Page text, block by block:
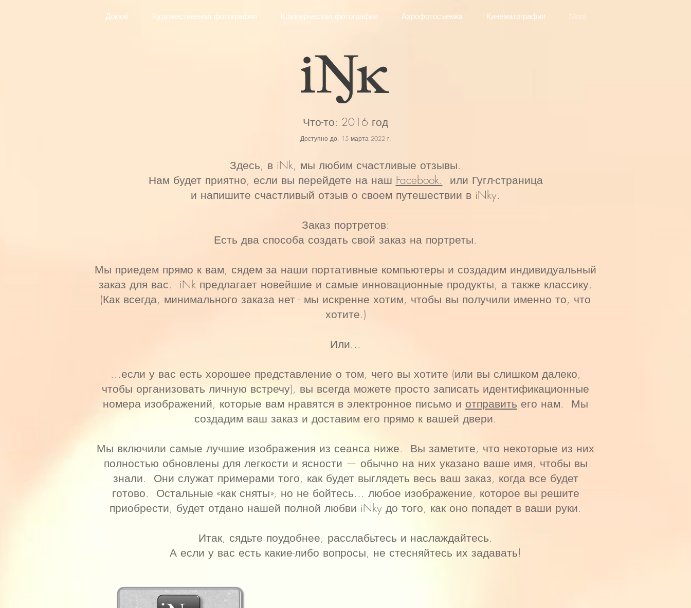
Домой Художественная фотография Коммерческая фотография Аэрофотосъемка Кинематография More
Что-то: 2016 год
Доступно до: 15 марта 2022 г.
Здесь, в iNk, мы любим счастливые отзывы.
Нам будет приятно, если вы перейдете на наш Facebook. или Гугл-страница
и напишите счастливый отзыв о своем путешествии в iNky.
Заказ портретов:
Есть два способа создать свой заказ на портреты.
Мы приедем прямо к вам, сядем за наши портативные компьютеры и создадим индивидуальный
заказ для вас. iNk предлагает новейшие и самые инновационные продукты, а также классику.
(Как всегда, минимального заказа нет - мы искренне хотим, чтобы вы получили именно то, что
хотите.)
Или...
...если у вас есть хорошее представление о том, чего вы хотите (или вы слишком далеко,
чтобы организовать личную встречу), вы всегда можете просто записать идентификационные
номера изображений, которые вам нравятся в электронное письмо и отправить его нам. Мы
создадим ваш заказ и доставим его прямо к вашей двери.
Мы включили самые лучшие изображения из сеанса ниже. Вы заметите, что некоторые из них
полностью обновлены для легкости и ясности — обычно на них указано ваше имя, чтобы вы
знали. Они служат примерами того, как будет выглядеть весь ваш заказ, когда все будет
готово. Остальные «как сняты», но не бойтесь… любое изображение, которое вы решите
приобрести, будет отдано нашей полной любви iNky до того, как оно попадет в ваши руки.
Итак, сядьте поудобнее, расслабьтесь и наслаждайтесь.
А если у вас есть какие-либо вопросы, не стесняйтесь их задавать!